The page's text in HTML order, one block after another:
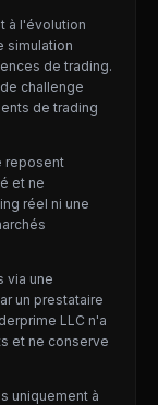
à l'évolution
simulation
de trading.
challenge
de trading
reposent
et ne
réel ni une
via une
un prestataire
LLC n'a
et ne conserve
uniquement à